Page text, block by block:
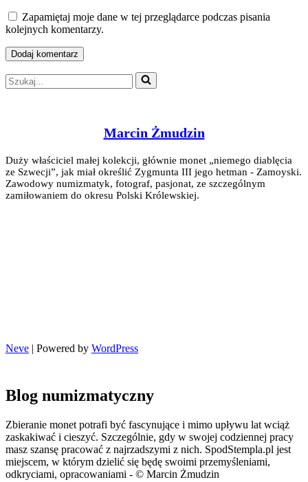
Zapamiętaj moje dane w tej przeglądarce podczas pisania
kolejnych komentarzy.
Szukaj...
Marcin Żmudzin
Duży właściciel małej kolekcji, głównie monet „niemego diablęcia
ze Szwecji”, jak miał określić Zygmunta III jego hetman - Zamoyski.
Zawodowy numizmatyk, fotograf, pasjonat, ze szczególnym
zamiłowaniem do okresu Polski Królewskiej.
Neve | Powered by WordPress
Blog numizmatyczny
Zbieranie monet potrafi być fascynujące i mimo upływu lat wciąż
zaskakiwać i cieszyć. Szczególnie, gdy w swojej codziennej pracy
masz szansę pracować z najrzadszymi z nich. SpodStempla.pl jest
miejscem, w którym dzielić się będę swoimi przemyśleniami,
odkryciami, opracowaniami - © Marcin Żmudzin